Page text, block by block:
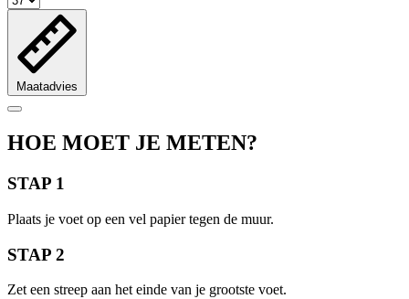
Maatadvies
HOE MOET JE METEN?
STAP 1
Plaats je voet op een vel papier tegen de muur.
STAP 2
Zet een streep aan het einde van je grootste voet.